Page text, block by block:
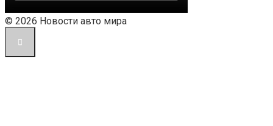
© 2026 Новости авто мира